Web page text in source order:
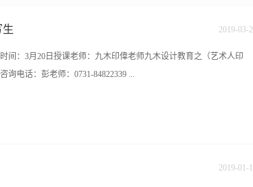
生
间：3月20日授课老师：九木印偉老师九木设计教育之（艺术人印
电话：彭老师：0731-84822339 ...
2019-03-
2019-01 -